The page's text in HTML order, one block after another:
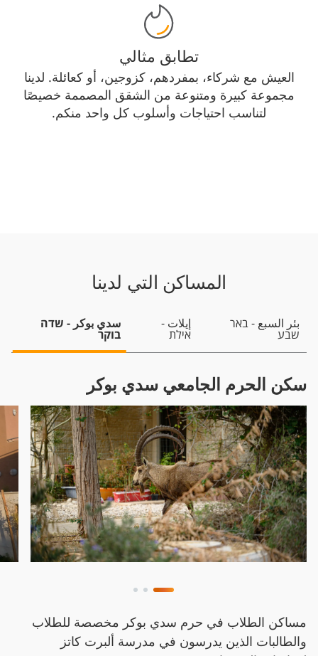
تطابق مثالي
العيش مع شركاء، بمفردهم، كزوجين، أو كعائلة. لدينا
مجموعة كبيرة ومتنوعة من الشقق المصممة خصيصًا
لتناسب احتياجات وأسلوب كل واحد منكم.
المساكن التي لدينا
بئر السبع - באר
שבע
إيلات -
אילת
سدي بوكر - שדה
בוקר
مساكن الطلاب في حرم سدي بوكر مخصصة للطلاب
والطالبات الذين يدرسون في مدرسة ألبرت كاتز
سكن الحرم الجامعي سدي بوكر